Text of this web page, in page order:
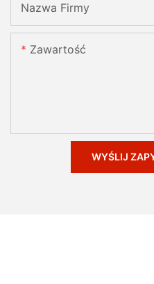
Nazwa Firmy
Zawartość
WYŚLIJ